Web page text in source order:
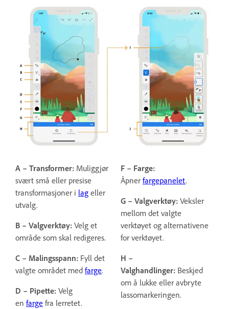
A – Transformer: Muliggjør
svært små eller presise
transformasjoner i lag eller
utvalg.
B – Valgverktøy: Velg et
område som skal redigeres.
C – Malingsspann: Fyll det
valgte området med farge.
D – Pipette: Velg
en farge fra lerretet.
F – Farge:
Åpner fargepanelet.
G – Valgverktøy: Veksler
mellom det valgte
verktøyet og alternativene
for verktøyet.
H –
Valghandlinger: Beskjed
om å lukke eller avbryte
lassomarkeringen.